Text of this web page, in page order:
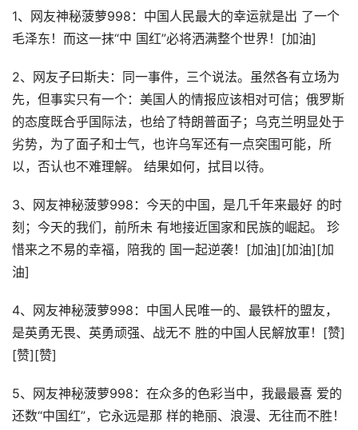
1、网友神秘菠萝998：中国人民最大的幸运就是出 了一个
毛泽东！而这一抹“中 国红”必将洒满整个世界！[加油]
2、网友子曰斯夫：同一事件，三个说法。虽然各有立场为
先，但事实只有一个：美国人的情报应该相对可信；俄罗斯
的态度既合乎国际法，也给了特朗普面子；乌克兰明显处于
劣势，为了面子和士气，也许乌军还有一点突围可能，所
以，否认也不难理解。 结果如何，拭目以待。
3、网友神秘菠萝998：今天的中国，是几千年来最好 的时
刻；今天的我们，前所未 有地接近国家和民族的崛起。 珍
惜来之不易的幸福，陪我的 国一起逆袭！[加油][加油][加
油]
4、网友神秘菠萝998：中国人民唯一的、最铁杆的盟友，
是英勇无畏、英勇顽强、战无不 胜的中国人民解放軍！[赞]
[赞][赞]
5、网友神秘菠萝998：在众多的色彩当中，我最最喜 爱的
还数“中国红”，它永远是那 样的艳丽、浪漫、无往而不胜！